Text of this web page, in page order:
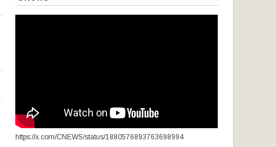
https://x.com/CNEWS/status/1880576893763698994